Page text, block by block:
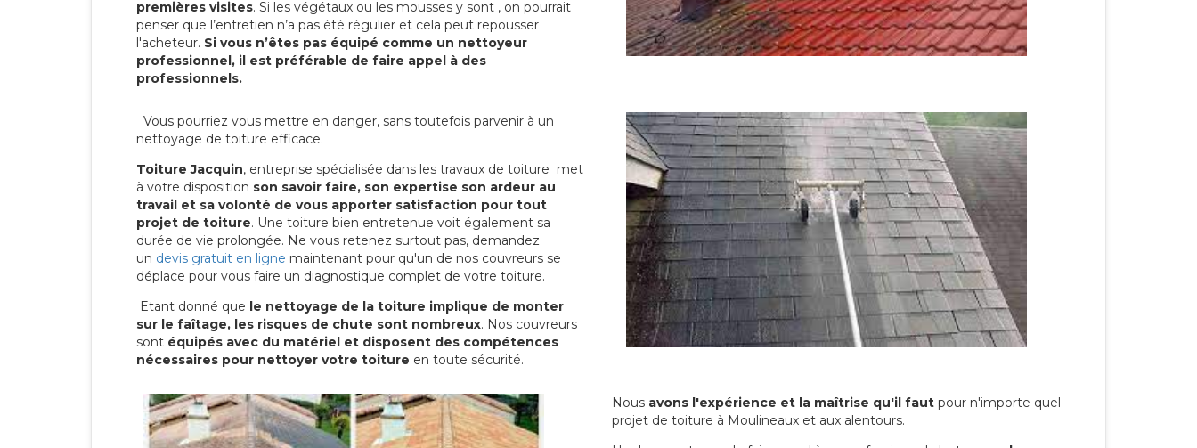
premières visites. Si les végétaux ou les mousses y sont , on pourrait
penser que l’entretien n’a pas été régulier et cela peut repousser
l'acheteur. Si vous n’êtes pas équipé comme un nettoyeur
professionnel, il est préférable de faire appel à des
professionnels.
Vous pourriez vous mettre en danger, sans toutefois parvenir à un
nettoyage de toiture efficace.
Toiture Jacquin, entreprise spécialisée dans les travaux de toiture met
à votre disposition son savoir faire, son expertise son ardeur au
travail et sa volonté de vous apporter satisfaction pour tout
projet de toiture. Une toiture bien entretenue voit également sa
durée de vie prolongée. Ne vous retenez surtout pas, demandez
un devis gratuit en ligne maintenant pour qu'un de nos couvreurs se
déplace pour vous faire un diagnostique complet de votre toiture.
Etant donné que le nettoyage de la toiture implique de monter
sur le faîtage, les risques de chute sont nombreux. Nos couvreurs
sont équipés avec du matériel et disposent des compétences
nécessaires pour nettoyer votre toiture en toute sécurité.
Nous avons l'expérience et la maîtrise qu'il faut pour n'importe quel
projet de toiture à Moulineaux et aux alentours.